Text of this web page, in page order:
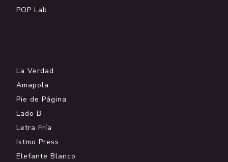
POP Lab
La Verdad
Amapola
Pie de Página
Lado B
Letra Fría
Istmo Press
Elefante Blanco